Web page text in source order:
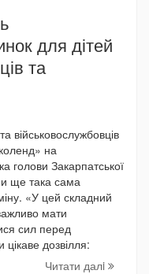
для дітей
та
військовослужбовців
на
голови Закарпатської
ще така сама
«У цей складний
мати
сил перед
дозвілля:
Читати далi